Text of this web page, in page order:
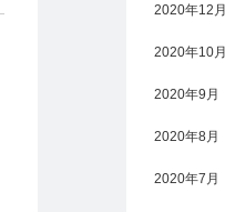
2020年12月
2020年10月
2020年9月
2020年8月
2020年7月